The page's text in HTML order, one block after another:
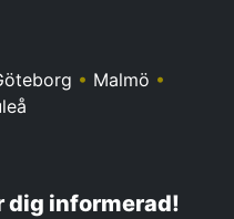
• Malmö •
dig informerad!